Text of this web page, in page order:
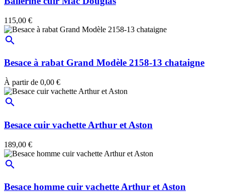
115,00 €
search
Besace à rabat Grand Modèle 2158-13 chataigne
À partir de 0,00 €
search
Besace cuir vachette Arthur et Aston
189,00 €
search
Besace homme cuir vachette Arthur et Aston